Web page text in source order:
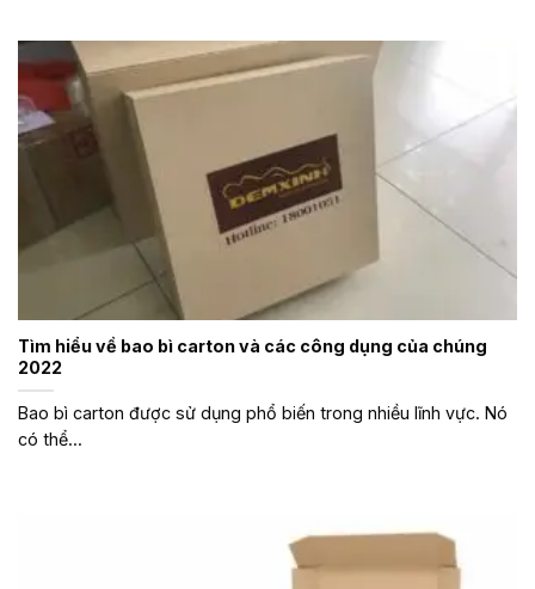
Tìm hiểu về bao bì carton và các công dụng của chúng
2022
Bao bì carton được sử dụng phổ biến trong nhiều lĩnh vực. Nó
có thể...